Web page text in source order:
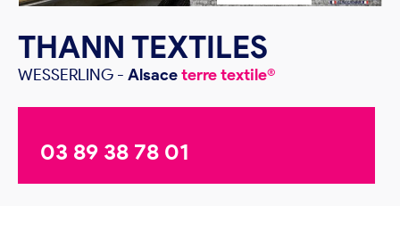
THANN TEXTILES
WESSERLING - Alsaceterre textile®
03 89 38 78 01